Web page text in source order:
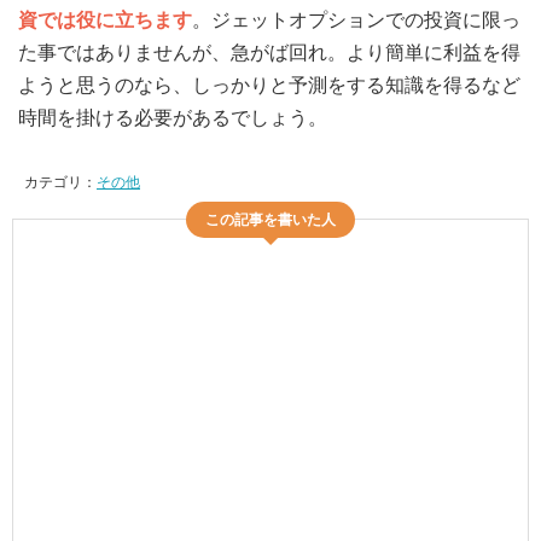
資では役に立ちます。ジェットオプションでの投資に限っ
た事ではありませんが、急がば回れ。より簡単に利益を得
ようと思うのなら、しっかりと予測をする知識を得るなど
時間を掛ける必要があるでしょう。
カテゴリ： その他
この記事を書いた人